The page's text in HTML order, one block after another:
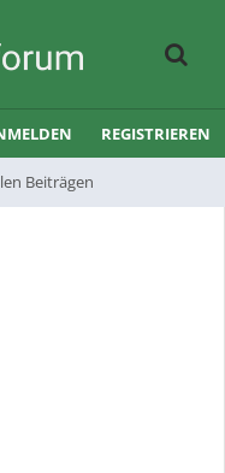
Beiträgen
REGISTRIEREN